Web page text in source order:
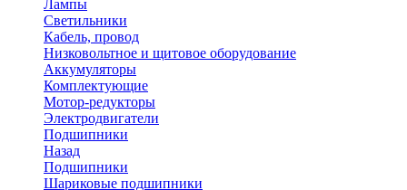
Лампы
Светильники
Кабель, провод
Низковольтное и щитовое оборудование
Аккумуляторы
Комплектующие
Мотор-редукторы
Электродвигатели
Подшипники
Назад
Подшипники
Шариковые подшипники